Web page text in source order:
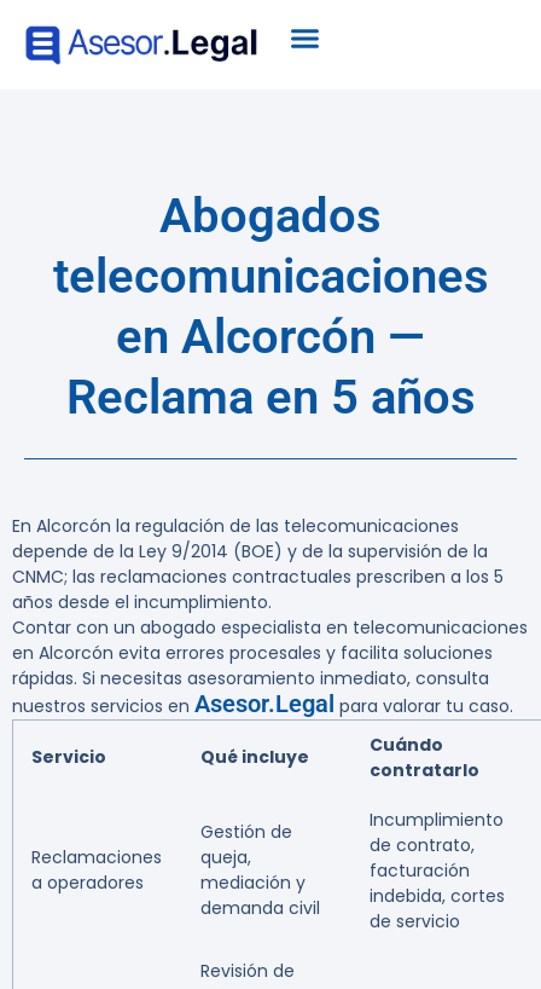
Abogados
telecomunicaciones
en Alcorcón —
Reclama en 5 años
En Alcorcón la regulación de las telecomunicaciones
depende de la Ley 9/2014 (BOE) y de la supervisión de la
CNMC; las reclamaciones contractuales prescriben a los 5
años desde el incumplimiento.
Contar con un abogado especialista en telecomunicaciones
en Alcorcón evita errores procesales y facilita soluciones
rápidas. Si necesitas asesoramiento inmediato, consulta
nuestros servicios en Asesor.Legal para valorar tu caso.
Servicio Qué incluye
Cuándo
contratarlo
Reclamaciones
a operadores
Gestión de
queja,
mediación y
demanda civil
Incumplimiento
de contrato,
facturación
indebida, cortes
de servicio
Revisión de